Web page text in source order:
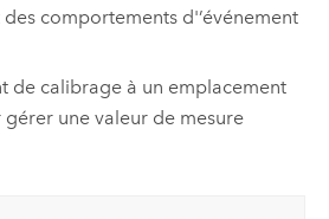
des comportements d'’événement
de calibrage à un emplacement
une valeur de mesure